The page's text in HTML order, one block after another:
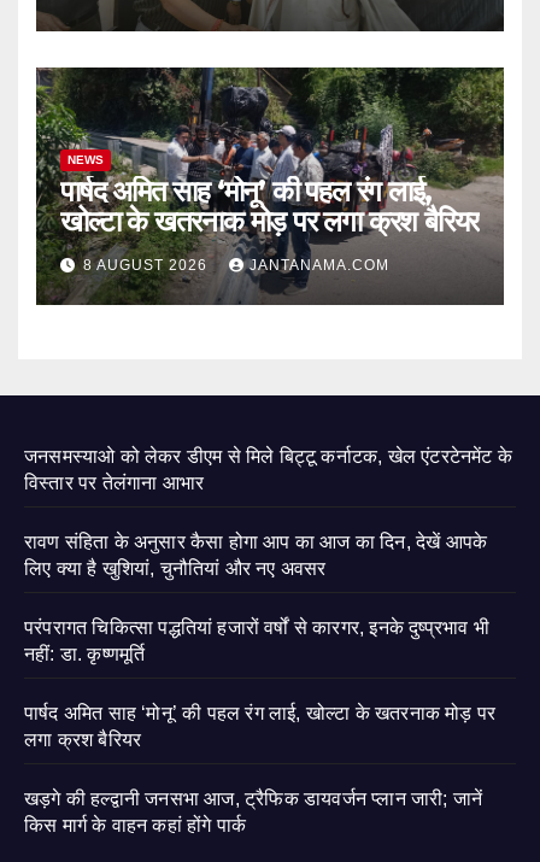
NEWS
पार्षद अमित साह ‘मोनू’ की पहल रंग लाई,
खोल्टा के खतरनाक मोड़ पर लगा क्रश बैरियर
8 AUGUST 2026 JANTANAMA.COM
जनसमस्याओ को लेकर डीएम से मिले बिट्टू कर्नाटक, खेल एंटरटेनमेंट के
विस्तार पर तेलंगाना आभार
रावण संहिता के अनुसार कैसा होगा आप का आज का दिन, देखें आपके
लिए क्या है खुशियां, चुनौतियां और नए अवसर
परंपरागत चिकित्सा पद्धतियां हजारों वर्षों से कारगर, इनके दुष्प्रभाव भी
नहीं: डा. कृष्णमूर्ति
पार्षद अमित साह ‘मोनू’ की पहल रंग लाई, खोल्टा के खतरनाक मोड़ पर
लगा क्रश बैरियर
खड़गे की हल्द्वानी जनसभा आज, ट्रैफिक डायवर्जन प्लान जारी; जानें
किस मार्ग के वाहन कहां होंगे पार्क